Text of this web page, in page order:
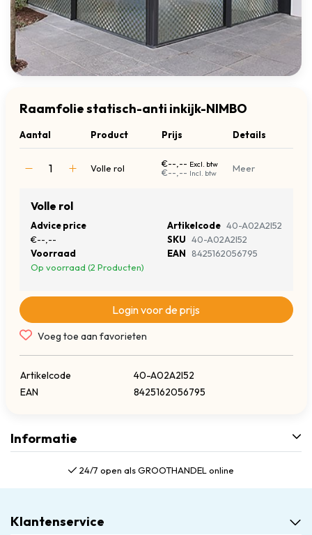
Raamfolie statisch-anti inkijk-NIMBO
Aantal Product Prijs Details
Volle rol €--,-- Excl. btw
€--,-- Incl. btw Meer
Volle rol
Advice price
€--,--
Voorraad
Op voorraad (2 Producten)
Artikelcode 40-A02A2I52
SKU 40-A02A2I52
EAN
8425162056795
Login voor de prijs
Voeg toe aan favorieten
Artikelcode
40-A02A2I52
EAN
8425162056795
Informatie
24/7 open als GROOTHANDEL online
Klantenservice